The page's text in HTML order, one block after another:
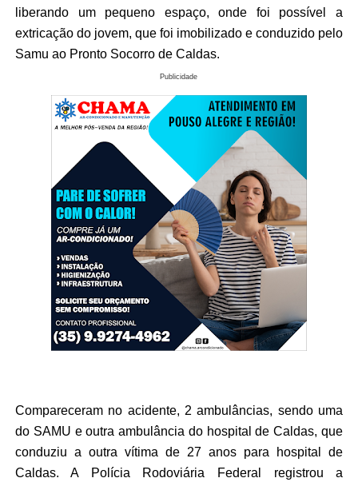
liberando um pequeno espaço, onde foi possível a
extricação do jovem, que foi imobilizado e conduzido pelo
Samu ao Pronto Socorro de Caldas.
Publicidade
Compareceram no acidente, 2 ambulâncias, sendo uma
do SAMU e outra ambulância do hospital de Caldas, que
conduziu a outra vítima de 27 anos para hospital de
Caldas. A Polícia Rodoviária Federal registrou a